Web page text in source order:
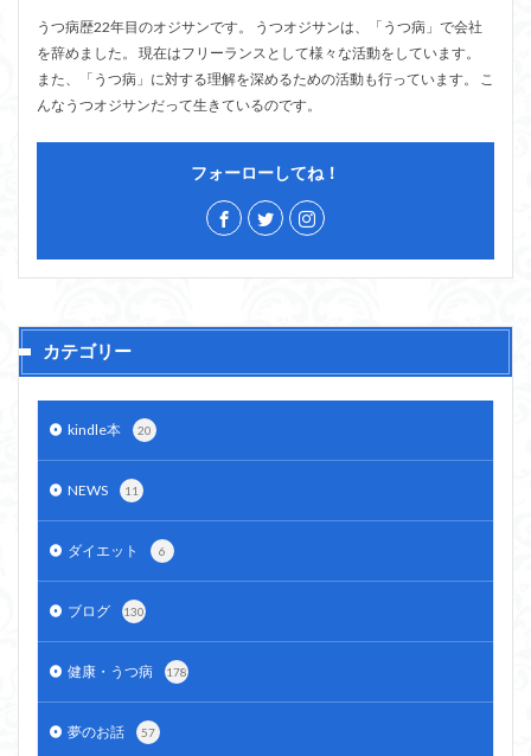
うつ病歴22年目のオジサンです。 うつオジサンは、「うつ病」で会社
を辞めました。 現在はフリーランスとして様々な活動をしています。
また、「うつ病」に対する理解を深めるための活動も行っています。 こ
んなうつオジサンだって生きているのです。
フォーローしてね！
カテゴリー
kindle本 20
NEWS 11
ダイエット 6
ブログ 130
健康・うつ病 178
夢のお話 57